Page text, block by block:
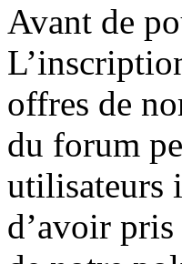
Avant de
offres de
du forum
utilisateurs
d’avoir